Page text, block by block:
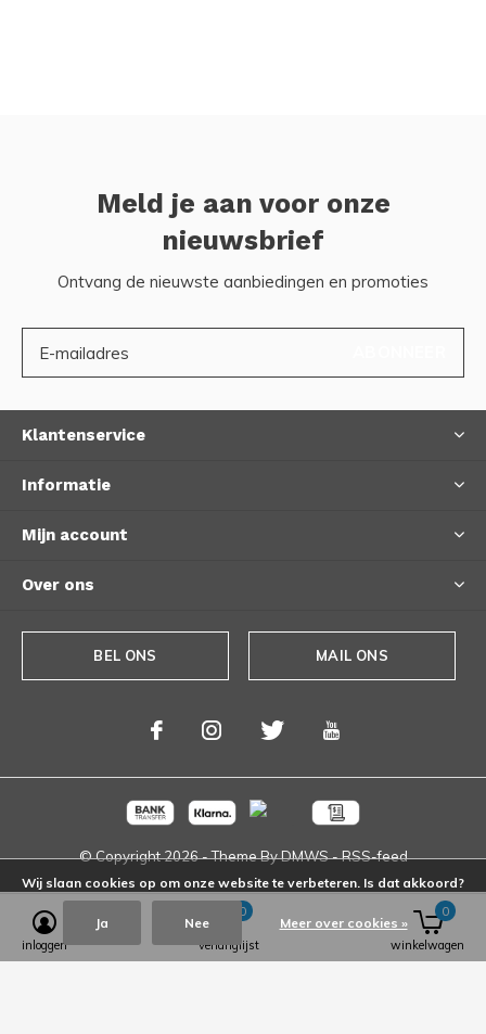
Meld je aan voor onze
nieuwsbrief
Ontvang de nieuwste aanbiedingen en promoties
Klantenservice
Informatie
Mijn account
Over ons
BEL ONS MAIL ONS
© Copyright2026- Theme ByDMWS-RSS-feed
inloggen verlanglijst
0
winkelwagen
0
Wij slaan cookies op om onze website te verbeteren. Is dat akkoord?
Ja Nee Meer over cookies »